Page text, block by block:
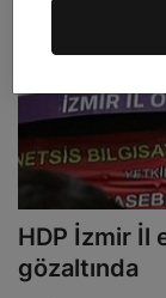
HDP İzmir İl
gözaltında